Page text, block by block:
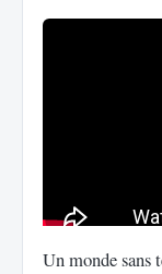
Un monde sans